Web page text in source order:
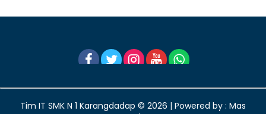
Tim IT SMK N 1 Karangdadap © 2026 | Powered by : Mas